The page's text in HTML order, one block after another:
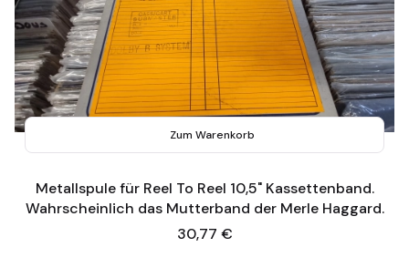
Zum Warenkorb
Metallspule für Reel To Reel 10,5" Kassettenband.
Wahrscheinlich das Mutterband der Merle Haggard.
Preis
30,77 €